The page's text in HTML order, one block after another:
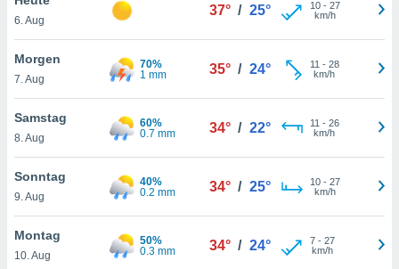
oder
Partner
es uns
das
der
Profil zu
Ihnen
finden
6. Aug
37° / 25° 10- 27
km/h
Morgen
7. Aug
70%
1 mm
35° / 24° 11 - 28
km/h
Samstag
8. Aug
60%
0.7 mm
34° / 22° 11 - 26
km/h
Sonntag
9. Aug
40%
0.2 mm
34° / 25° 10- 27
km/h
Montag
10. Aug
50%
0.3 mm
34° / 24° 7- 27
km/h